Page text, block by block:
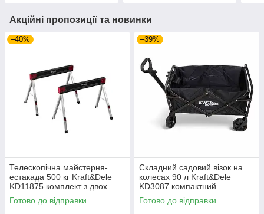
Акційні пропозиції та новинки
–40%
Телескопічна майстерня-
естакада 500 кг Kraft&Dele
KD11875 комплект з двох
регульованих стійок
Готово до відправки
–39%
Складний садовий візок на
колесах 90 л Kraft&Dele
KD3087 компактний
транспортний візок
Готово до відправки